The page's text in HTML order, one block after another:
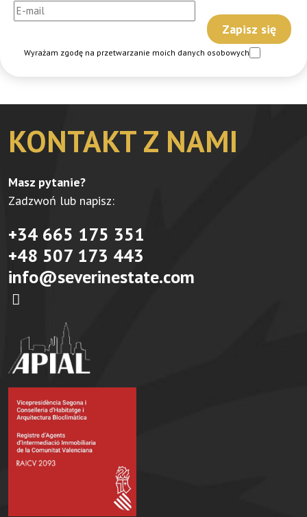
Wyrażam zgodę na przetwarzanie moich danych osobowych
KONTAKT Z NAMI
Masz pytanie?
Zadzwoń lub napisz:
+34 665 175 351
+48 507 173 443
info@severinestate.com